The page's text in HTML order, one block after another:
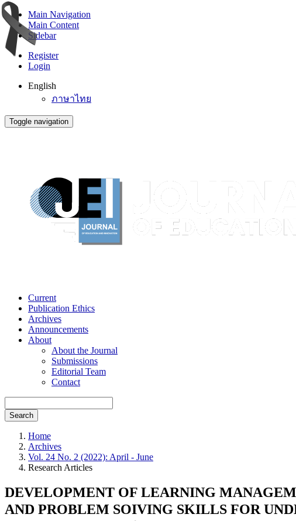
Main Navigation
Main Content
Sidebar
Register
Login
English
ภาษาไทย
Toggle navigation
Current
Publication Ethics
Archives
Announcements
About
About the Journal
Submissions
Editorial Team
Contact
Search
Home
Archives
Vol. 24 No. 2 (2022): April - June
Research Articles
DEVELOPMENT OF LEARNING
AND PROBLEM SOIVING SKILLS FOR